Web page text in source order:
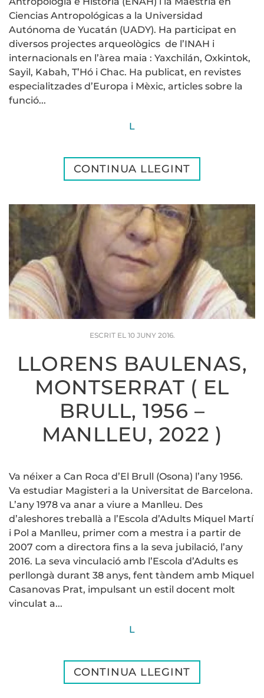
Ciencias Antropológicas a la Universidad
Autónoma de Yucatán (UADY). Ha participat en
diversos projectes arqueològics de l’INAH i
internacionals en l’àrea maia : Yaxchilán, Oxkintok,
Sayil, Kabah, T’Hó i Chac. Ha publicat, en revistes
especialitzades d’Europa i Mèxic, articles sobre la
funció...
L
CONTINUA LLEGINT
ESCRIT EL 10 JUNY 2016.
LLORENS BAULENAS,
MONTSERRAT ( EL
BRULL, 1956 –
MANLLEU, 2022 )
Va néixer a Can Roca d’El Brull (Osona) l’any 1956.
Va estudiar Magisteri a la Universitat de Barcelona.
L’any 1978 va anar a viure a Manlleu. Des
d’aleshores treballà a l’Escola d’Adults Miquel Martí
i Pol a Manlleu, primer com a mestra i a partir de
2007 com a directora fins a la seva jubilació, l’any
2016. La seva vinculació amb l’Escola d’Adults es
perllongà durant 38 anys, fent tàndem amb Miquel
Casanovas Prat, impulsant un estil docent molt
vinculat a...
L
CONTINUA LLEGINT